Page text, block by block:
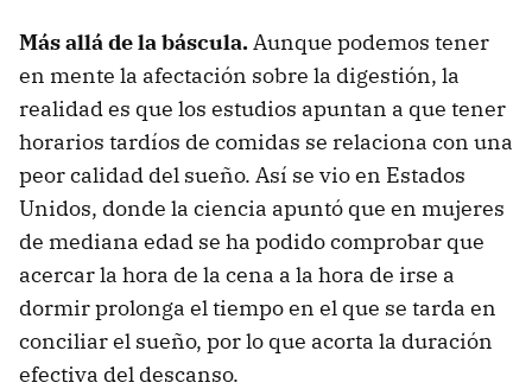
Más allá de la báscula.Aunque podemos tener
en mente la afectación sobre la digestión, la
realidad es que los estudios apuntan a que tener
horarios tardíos de comidas se relaciona con una
peor calidad del sueño. Así se vio en Estados
Unidos, donde la ciencia apuntó que en mujeres
de mediana edad se ha podido comprobar que
acercar la hora de la cena a la hora de irse a
dormir prolonga el tiempo en el que se tarda en
conciliar el sueño, por lo que acorta la duración
efectiva del descanso.